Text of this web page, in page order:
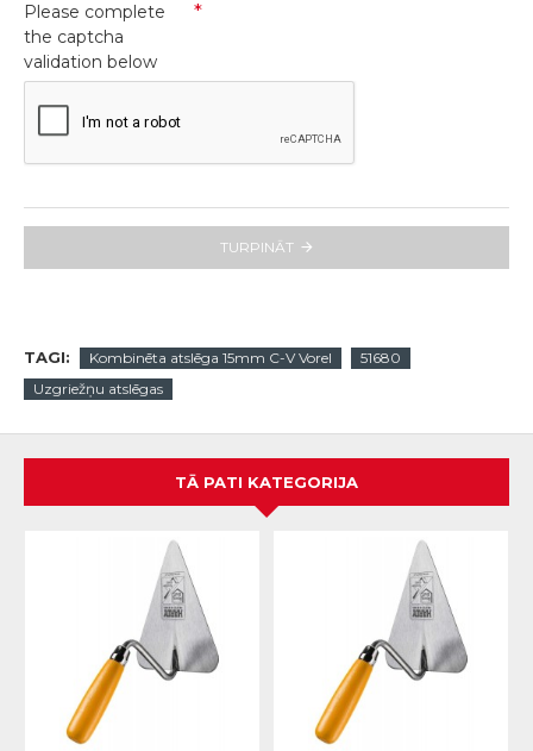
Please complete
the captcha
validation below
TURPINĀT
TAGI: Kombinēta atslēga 15mm C-V Vorel
51680
Uzgriežņu atslēgas
TĀ PATI KATEGORIJA